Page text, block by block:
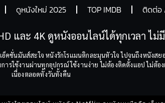
ดูหนังใหม่ 2025 TOP IMDB ติดต่อ
และ 4K ดูหนังออนไลน์ได้ทุกเวลา ไม่
ชั่นมันส์สะใจ หนังรักโรแมนติกละมุนหัวใจ ไปจนถึงหนังส
รใช้งานผ่านทุกอุปกรณ์ ใช้งานง่าย ไม่ต้องติดตั้งแอป ไม่ต้อ
เนื่องตลอดทั้งวันทั้งคืน